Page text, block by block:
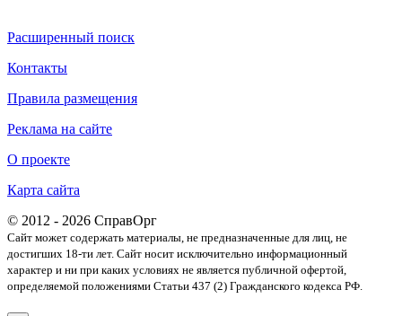
Расширенный поиск
Контакты
Правила размещения
Реклама на сайте
О проекте
Карта сайта
© 2012 - 2026 СправОрг
Сайт может содержать материалы, не предназначенные для лиц, не
достигших 18-ти лет. Cайт носит исключительно информационный
характер и ни при каких условиях не является публичной офертой,
определяемой положениями Статьи 437 (2) Гражданского кодекса РФ.